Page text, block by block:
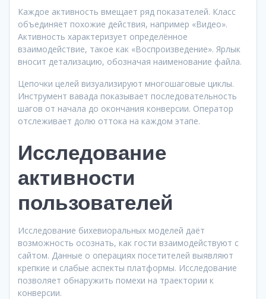
Каждое активность вмещает ряд показателей. Класс
объединяет похожие действия, например «Видео».
Активность характеризует определённое
взаимодействие, такое как «Воспроизведение». Ярлык
вносит детализацию, обозначая наименование файла.
Цепочки целей визуализируют многошаговые циклы.
Инструмент вавада показывает последовательность
шагов от начала до окончания конверсии. Оператор
отслеживает долю оттока на каждом этапе.
Исследование
активности
пользователей
Исследование бихевиоральных моделей даёт
возможность осознать, как гости взаимодействуют с
сайтом. Данные о операциях посетителей выявляют
крепкие и слабые аспекты платформы. Исследование
позволяет обнаружить помехи на траектории к
конверсии.